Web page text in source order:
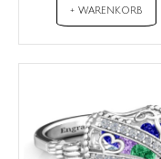
+ WARENKORB